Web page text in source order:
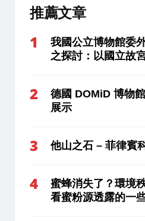
推薦文章
我國公立博物館委
之探討：以國立故
德國 DOMiD 博物
展示
他山之石 – 菲律賓
蜜蜂消失了？環境
看蜜粉源透露的一